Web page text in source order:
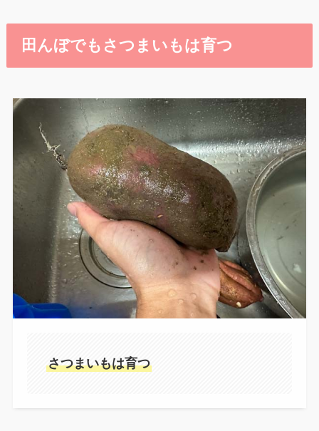
田んぼでもさつまいもは育つ
さつまいもは育つ